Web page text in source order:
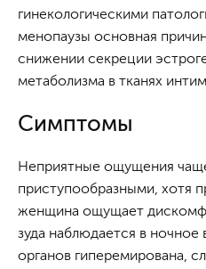
гинекологическими
менопаузы основная
снижении секреции
метаболизма в тканях
Симптомы
Неприятные ощущения
приступообразными, хотя
женщина ощущает
зуда наблюдается в
органов гиперемирована,